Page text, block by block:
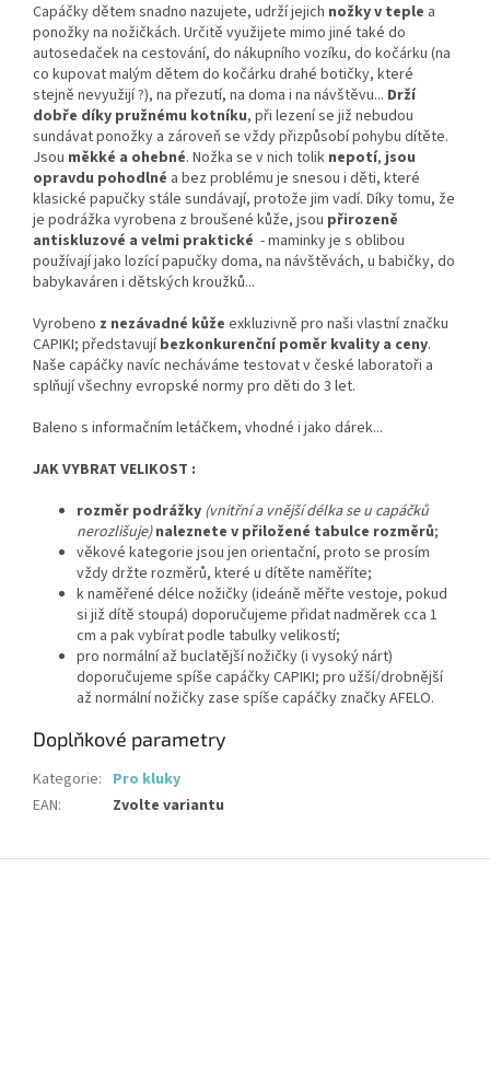
Capáčky dětem snadno nazujete, udrží jejich nožky v teple a
ponožky na nožičkách. Určitě využijete mimo jiné také do
autosedaček na cestování, do nákupního vozíku, do kočárku (na
co kupovat malým dětem do kočárku drahé botičky, které
stejně nevyužijí ?), na přezutí, na doma i na návštěvu... Drží
dobře díky pružnému kotníku, při lezení se již nebudou
sundávat ponožky a zároveň se vždy přizpůsobí pohybu dítěte.
Jsou měkké a ohebné. Nožka se v nich tolik nepotí,jsou
opravdu pohodlné a bez problému je snesou i děti, které
klasické papučky stále sundávají, protože jim vadí. Díky tomu, že
je podrážka vyrobena z broušené kůže, jsou přirozeně
antiskluzové a velmi praktické - maminky je s oblibou
používají jako lozící papučky doma, na návštěvách, u babičky, do
babykaváren i dětských kroužků...
Vyrobeno z nezávadné kůže exkluzivně pro naši vlastní značku
CAPIKI; představujíbezkonkurenční poměr kvality a ceny.
Naše capáčky navíc necháváme testovat v české laboratoři a
splňují všechny evropské normy pro děti do 3 let.
Baleno s informačním letáčkem, vhodné i jako dárek...
JAK VYBRAT VELIKOST :
rozměr podrážky (vnitřní a vnější délka se u capáčků
nerozlišuje)naleznete v přiložené tabulce rozměrů;
věkové kategorie jsou jen orientační, proto se prosím
vždy držte rozměrů, které u dítěte naměříte;
k naměřené délce nožičky (ideáně měřte vestoje, pokud
si již dítě stoupá) doporučujeme přidat nadměrek cca 1
cm a pak vybírat podle tabulky velikostí;
pro normální až buclatější nožičky (i vysoký nárt)
doporučujeme spíše capáčky CAPIKI; pro užší/drobnější
až normální nožičky zase spíše capáčky značky AFELO.
Doplňkové parametry
Kategorie: Pro kluky
EAN: Zvolte variantu